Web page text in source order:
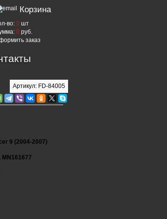
Корзина
во: 0 шт
0 руб.
заказ
Артикул: FD-84005
9 (2004-2007)
MN161677